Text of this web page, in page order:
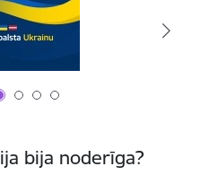
bija noderīga?